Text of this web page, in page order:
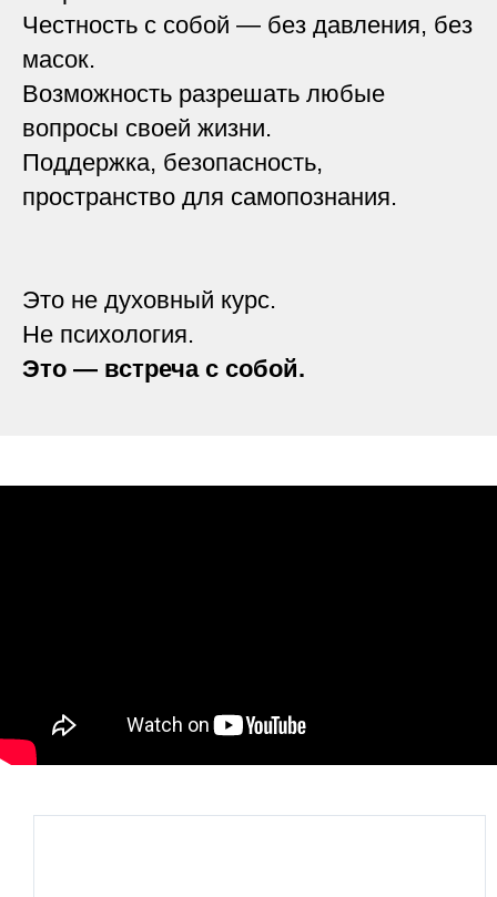
Честность с собой — без давления, без
масок.
Возможность разрешать любые
вопросы своей жизни.
Поддержка, безопасность,
пространство для самопознания.
Это не духовный курс.
Не психология.
Это — встреча с собой.